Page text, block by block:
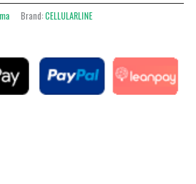
Brand:CELLULARLINE